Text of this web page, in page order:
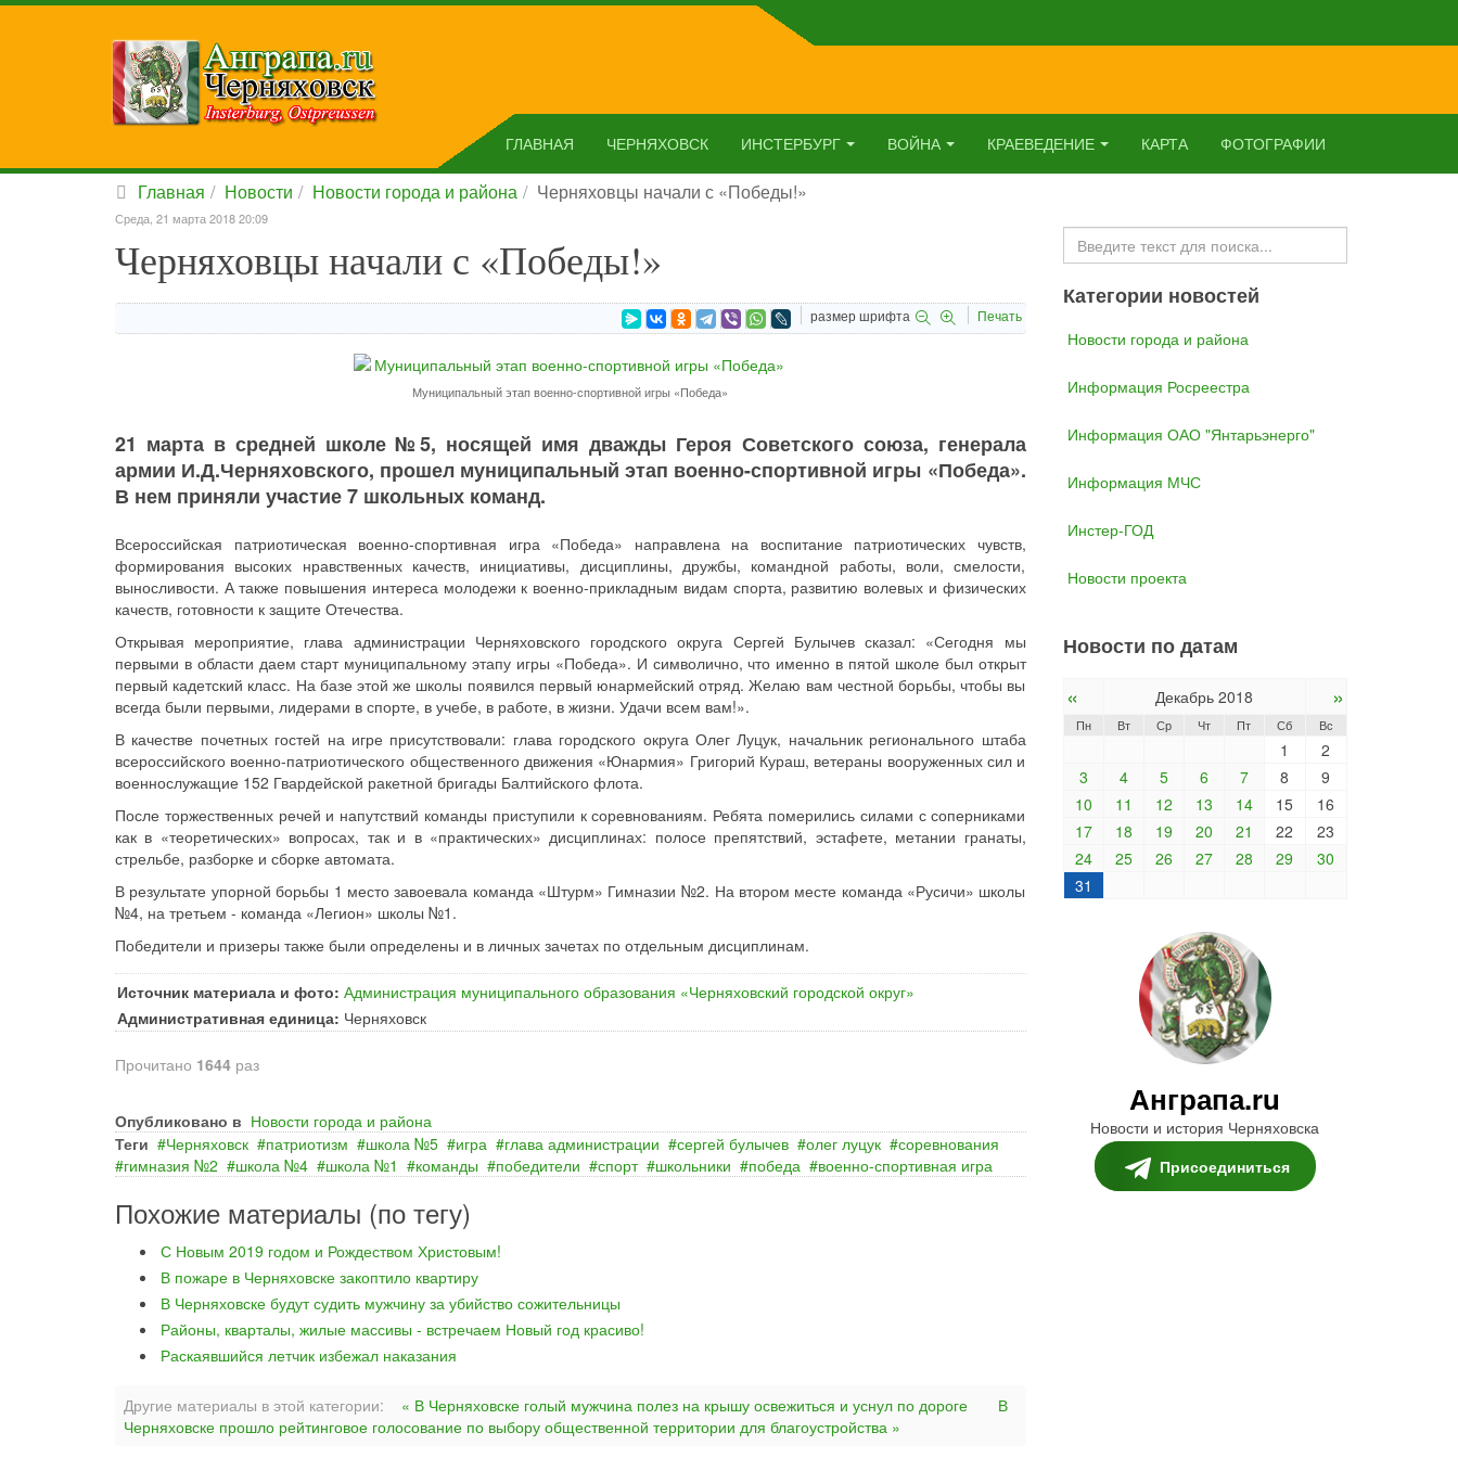
ГЛАВНАЯ ЧЕРНЯХОВСК ИНСТЕРБУРГ ВОЙНА КРАЕВЕДЕНИЕ КАРТА ФОТОГРАФИИ
Главная Новости Новости города и района Черняховцы начали с «Победы!»
Среда, 21 марта 2018 20:09
Черняховцы начали с «Победы!»
размер шрифта Печать
Муниципальный этап военно-спортивной игры «Победа»
21 марта в средней школе №5, носящей имя дважды Героя Советского союза, генерала
армии И.Д.Черняховского, прошел муниципальный этап военно-спортивной игры «Победа».
В нем приняли участие 7 школьных команд.
Всероссийская патриотическая военно-спортивная игра «Победа» направлена на воспитание патриотических чувств,
формирования высоких нравственных качеств, инициативы, дисциплины, дружбы, командной работы, воли, смелости,
выносливости. А также повышения интереса молодежи к военно-прикладным видам спорта, развитию волевых и физических
качеств, готовности к защите Отечества.
Открывая мероприятие, глава администрации Черняховского городского округа Сергей Булычев сказал: «Сегодня мы
первыми в области даем старт муниципальному этапу игры «Победа». И символично, что именно в пятой школе был открыт
первый кадетский класс. На базе этой же школы появился первый юнармейский отряд. Желаю вам честной борьбы, чтобы вы
всегда были первыми, лидерами в спорте, в учебе, в работе, в жизни. Удачи всем вам!».
В качестве почетных гостей на игре присутствовали: глава городского округа Олег Луцук, начальник регионального штаба
всероссийского военно-патриотического общественного движения «Юнармия» Григорий Кураш, ветераны вооруженных сил и
военнослужащие 152 Гвардейской ракетной бригады Балтийского флота.
После торжественных речей и напутствий команды приступили к соревнованиям. Ребята померились силами с соперниками
как в «теоретических» вопросах, так и в «практических» дисциплинах: полосе препятствий, эстафете, метании гранаты,
стрельбе, разборке и сборке автомата.
В результате упорной борьбы 1 место завоевала команда «Штурм» Гимназии №2. На втором месте команда «Русичи» школы
№4, на третьем - команда «Легион» школы №1.
Победители и призеры также были определены и в личных зачетах по отдельным дисциплинам.
Источник материала и фото: Администрация муниципального образования «Черняховский городской округ»
Административная единица: Черняховск
Прочитано 1644 раз
Опубликовано в Новости города и района
Теги
Черняховск патриотизм школа №5 игра глава администрации сергей булычев олег луцук
соревнования
гимназия №2
школа №4 школа №1 команды победители спорт школьники победа военно‐спортивная игра
Похожие материалы (по тегу)
С Новым 2019 годом и Рождеством Христовым!
В пожаре в Черняховске закоптило квартиру
В Черняховске будут судить мужчину за убийство сожительницы
Районы, кварталы, жилые массивы - встречаем Новый год красиво!
Раскаявшийся летчик избежал наказания
Другие материалы в этой категории: « В Черняховске голый мужчина полез на крышу освежиться и уснул по дороге
В
Черняховске прошло рейтинговое голосование по выбору общественной территории для благоустройства »
Искать...
Категории новостей
Новости города и района
Информация Росреестра
Информация ОАО "Янтарьэнерго"
Информация МЧС
Инстер-ГОД
Новости проекта
Новости по датам
« Декабрь 2018 »
Пн Вт Ср Чт Пт Сб Вс
1
2
3
4 5 6 7 8
9
10
11 12 13 14 15
16
17
18 19 20 21 22
23
24
25 26 27 28 29
30
31
Анграпа.ru
Новости и история Черняховска
Присоединиться